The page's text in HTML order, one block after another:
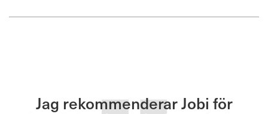
Jag rekommenderar Jobi för